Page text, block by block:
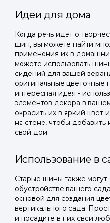
Идеи для дома
Когда речь идет о
шин, вы можете найти
применения их в
можете использовать
сидений для вашей
оригинальные цветочные
интересная идея -
элементов декора в
окрасить их в яркий цвет
на стене, чтобы добавить
свой дом.
Использование в
Старые шины также могут
обустройстве вашего
основой для создания
вертикального сада.
и посадите в них свои